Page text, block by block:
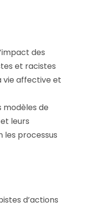
des
et racistes
vie affective et
de
leurs
les processus
d’actions